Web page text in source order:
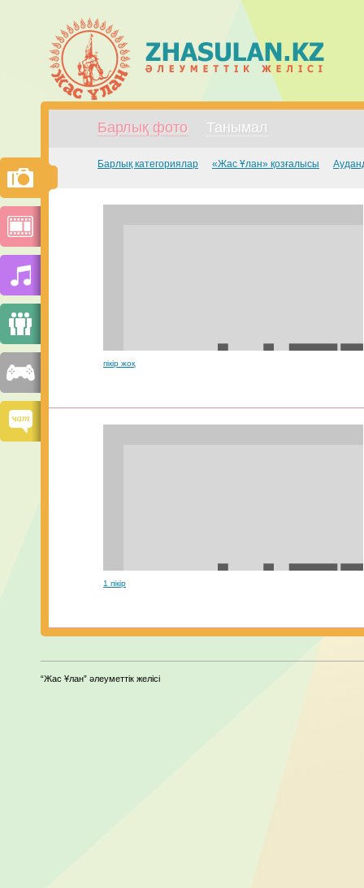
Барлық фото Танымал
Барлық категориялар «Жас Ұлан» қозғалысы
пікір жоқ
1 пікір
“Жас Ұлан” әлеуметтік желісі